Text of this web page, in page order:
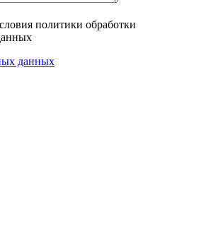
политики обработки
данных